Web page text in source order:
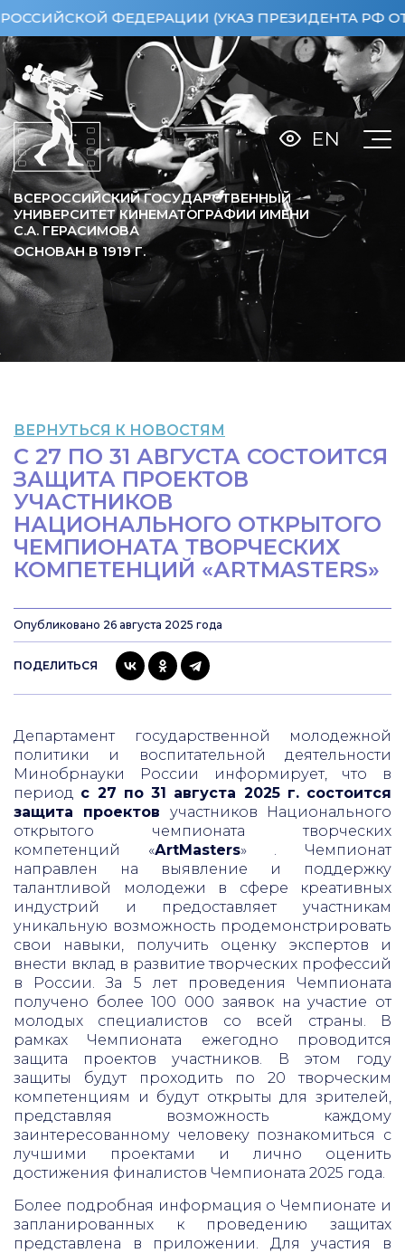
ФЕДЕРАЦИИ (УКАЗ ПРЕЗИДЕНТА РФ ОТ
ВСЕРОССИЙСКИЙ ГОСУДАРСТВЕННЫЙ
УНИВЕРСИТЕТ КИНЕМАТОГРАФИИ ИМЕНИ
С.А. ГЕРАСИМОВА
ОСНОВАН В 1919Г.
EN
ВЕРНУТЬСЯ К НОВОСТЯМ
С 27 ПО 31 АВГУСТА СОСТОИТСЯ
ЗАЩИТА ПРОЕКТОВ
УЧАСТНИКОВ
НАЦИОНАЛЬНОГО ОТКРЫТОГО
ЧЕМПИОНАТА ТВОРЧЕСКИХ
КОМПЕТЕНЦИЙ «АRTMASTERS»
Опубликовано 26 августа 2025 года
ПОДЕЛИТЬСЯ
Департамент государственной молодежной
политики и воспитательной деятельности
Минобрнауки России информирует, что в
период с 27 по 31 августа 2025 г. состоится
защита проектов участников Национального
открытого чемпионата творческих
компетенций «АrtMasters» . Чемпионат
направлен на выявление и поддержку
талантливой молодежи в сфере креативных
индустрий и предоставляет участникам
уникальную возможность продемонстрировать
свои навыки, получить оценку экспертов и
внести вклад в развитие творческих профессий
в России. За 5 лет проведения Чемпионата
получено более 100 000 заявок на участие от
молодых специалистов со всей страны. В
рамках Чемпионата ежегодно проводится
защита проектов участников. В этом году
защиты будут проходить по 20 творческим
компетенциям и будут открыты для зрителей,
представляя возможность каждому
заинтересованному человеку познакомиться с
лучшими проектами и лично оценить
достижения финалистов Чемпионата 2025 года.
Более подробная информация о Чемпионате и
запланированных к проведению защитах
представлена в приложении. Для участия в